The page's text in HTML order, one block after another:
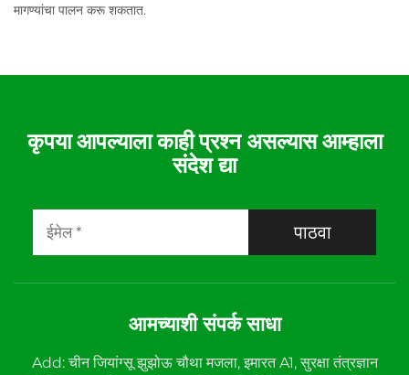
मागण्यांचा पालन करू शकतात.
कृपया आपल्याला काही प्रश्न असल्यास आम्हाला
संदेश द्या
पाठवा
आमच्याशी संपर्क साधा
Add: चीन जियांग्सू झुझोऊ चौथा मजला, इमारत A1, सुरक्षा तंत्रज्ञान